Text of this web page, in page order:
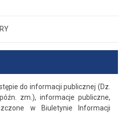
do informacji publicznej (Dz.
zm.), informacje publiczne,
w Biuletynie Informacji